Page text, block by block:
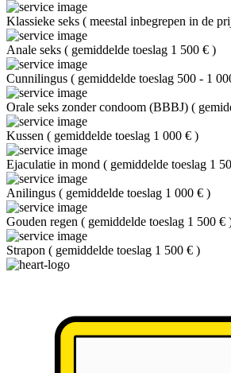
Klassieke seks ( meestal inbegrepen in de
Anale seks ( gemiddelde toeslag 1 500 € )
Cunnilingus ( gemiddelde toeslag 500 - 1
Orale seks zonder condoom (BBBJ) (
Kussen ( gemiddelde toeslag 1 000 € )
Ejaculatie in mond ( gemiddelde toeslag 1
Anilingus ( gemiddelde toeslag 1 000 € )
Gouden regen ( gemiddelde toeslag 1 500 €
Strapon ( gemiddelde toeslag 1 500 € )